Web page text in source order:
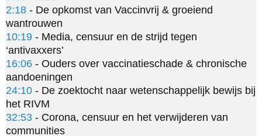
2:18 - De opkomst van Vaccinvrij & groeiend
10:19 - Media, censuur en de strijd tegen
16:06 - Ouders over vaccinatieschade & chronische
24:10 - De zoektocht naar wetenschappelijk bewijs bij
32:53 - Corona, censuur en het verwijderen van